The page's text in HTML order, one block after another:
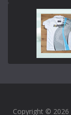
Copyright © 2026